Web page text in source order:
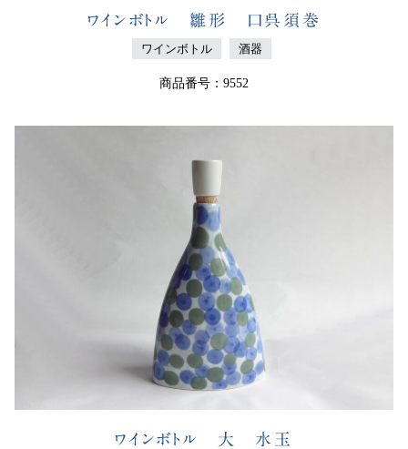
ワインボトル 雛形 口呉須巻
ワインボトル 酒器
商品番号：9552
ワインボトル 大 水玉